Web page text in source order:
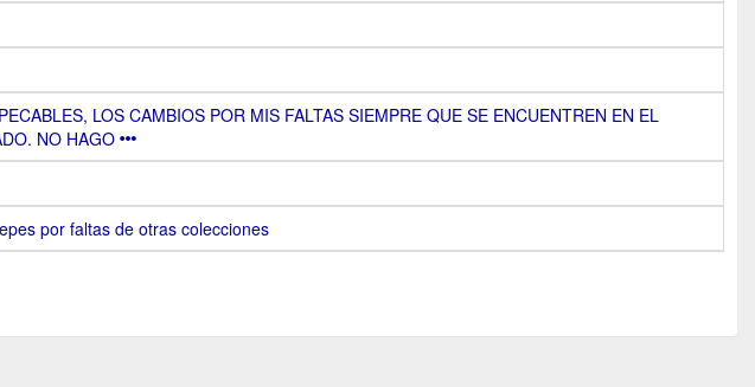
LOS CAMBIOS POR MIS FALTAS SIEMPRE QUE SE ENCUENTREN EN EL
NO HAGO
por faltas de otras colecciones